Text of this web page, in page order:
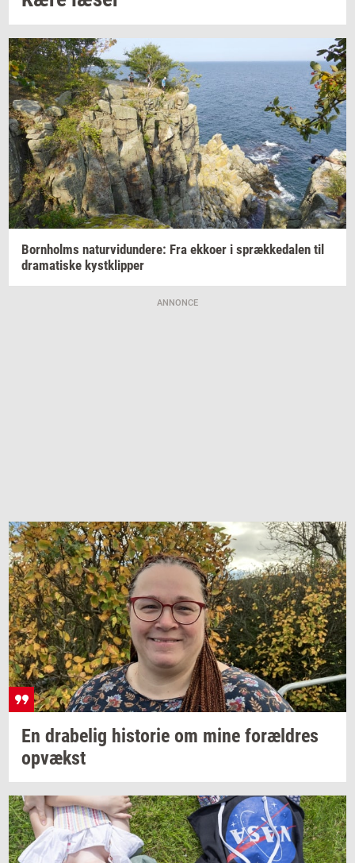
Born­holms na­tur­vi­dun­de­re: Fra ek­ko­er i spræk­ke­da­len til
dra­ma­ti­ske kyst­klip­per
ANNONCE
En dra­be­lig hi­sto­rie om mine for­æl­dres
op­vækst